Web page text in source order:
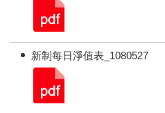
新制每日淨值表_1080527